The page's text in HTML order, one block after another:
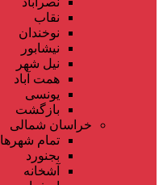
نقاب
نوخندان
نیشابور
نیل شهر
همت آباد
یونسی
بازگشت
خراسان شمالی
تمام شهر‌ها
بجنورد
آشخانه